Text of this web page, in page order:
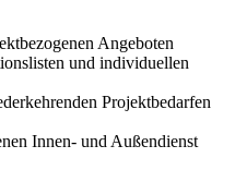
Angeboten
und individuellen
Projektbedarfen
Innen- und Außendienst